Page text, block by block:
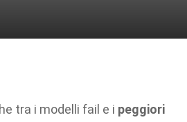
tra i modelli fail e i peggiori